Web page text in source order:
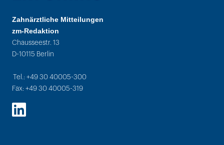
Zahnärztliche Mitteilungen
zm-Redaktion
Chausseestr. 13
D-10115 Berlin
Tel.: +49 30 40005-300
Fax: +49 30 40005-319
LinkedIn